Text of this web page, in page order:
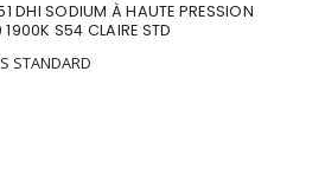
DHI SODIUM À HAUTE PRESSION
1900K S54 CLAIRE STD
STANDARD